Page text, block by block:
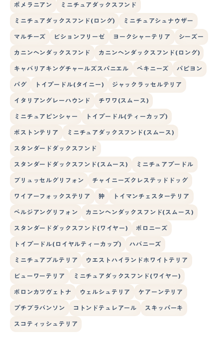
ポメラニアン ミニチュアダックスフンド
ミニチュアダックスフンド(ロング) ミニチュアシュナウザー
マルチーズ ビションフリーゼ ヨークシャーテリア シーズー
カニンヘンダックスフンド カニンヘンダックスフンド(ロング)
キャバリアキングチャールズスパニエル ペキニーズ パピヨン
パグ トイプードル(タイニー) ジャックラッセルテリア
イタリアングレーハウンド チワワ(スムース)
ミニチュアピンシャー トイプードル(ティーカップ)
ボストンテリア ミニチュアダックスフンド(スムース)
スタンダードダックスフンド
スタンダードダックスフンド(スムース) ミニチュアプードル
ブリュッセルグリフォン チャイニーズクレステッドドッグ
ワイアーフォックステリア 狆 トイマンチェスターテリア
ベルジアングリフォン カニンヘンダックスフンド(スムース)
スタンダードダックスフンド(ワイヤー) ボロニーズ
トイプードル(ロイヤルティーカップ) ハバニーズ
ミニチュアブルテリア ウエストハイランドホワイトテリア
ビューワーテリア ミニチュアダックスフンド(ワイヤー)
ボロンカツヴェトナ ウェルシュテリア ケアーンテリア
プチブラバンソン コトンドテュレアール スキッパーキ
スコティッシュテリア